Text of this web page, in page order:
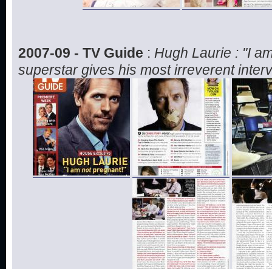
2007-09 - TV Guide : Hugh Laurie : "I
superstar gives his most irreverent